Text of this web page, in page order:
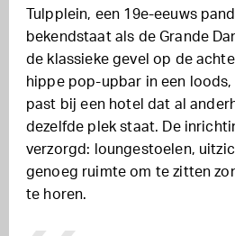
Tulpplein, een 19e-eeuws
bekendstaat als de Grande
de klassieke gevel op de
hippe pop-upbar in een
past bij een hotel dat al
dezelfde plek staat. De
verzorgd: loungestoelen,
genoeg ruimte om te zitten
te horen.